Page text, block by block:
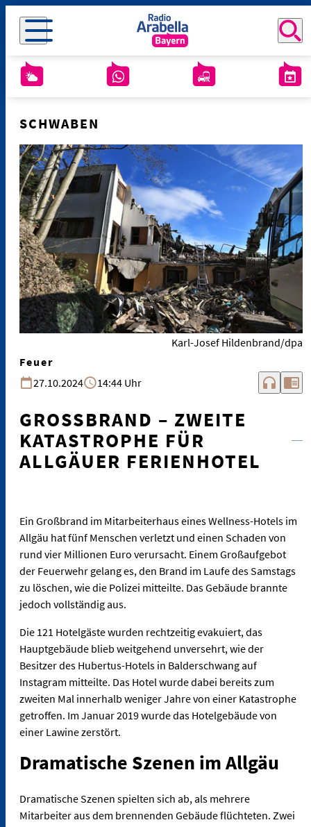
SCHWABEN
Karl-Josef Hildenbrand/dpa
Feuer
27.10.2024
14:44 Uhr headphones chrome_reader_mode
GROSSBRAND – ZWEITE K
ATASTROPHE FÜR A
LLGÄUER FERIENHOTEL
Ein Großbrand im Mitarbeiterhaus eines Wellness-Hotels im
Allgäu hat fünf Menschen verletzt und einen Schaden von
rund vier Millionen Euro verursacht. Einem Großaufgebot
der Feuerwehr gelang es, den Brand im Laufe des Samstags
zu löschen, wie die Polizei mitteilte. Das Gebäude brannte
jedoch vollständig aus.
Die 121 Hotelgäste wurden rechtzeitig evakuiert, das
Hauptgebäude blieb weitgehend unversehrt, wie der
Besitzer des Hubertus-Hotels in Balderschwang auf
Instagram mitteilte. Das Hotel wurde dabei bereits zum
zweiten Mal innerhalb weniger Jahre von einer Katastrophe
getroffen. Im Januar 2019 wurde das Hotelgebäude von
einer Lawine zerstört.
Dramatische Szenen im Allgäu
Dramatische Szenen spielten sich ab, als mehrere
Mitarbeiter aus dem brennenden Gebäude flüchteten. Zwei